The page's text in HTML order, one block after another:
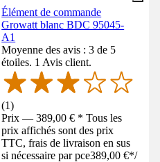
Élément de commande
Growatt blanc BDC 95045-
A1
Moyenne des avis : 3 de 5
étoiles. 1 Avis client.
(1)
Prix — 389,00 € * Tous les
prix affichés sont des prix
TTC, frais de livraison en sus
si nécessaire par pce389,00 €*/